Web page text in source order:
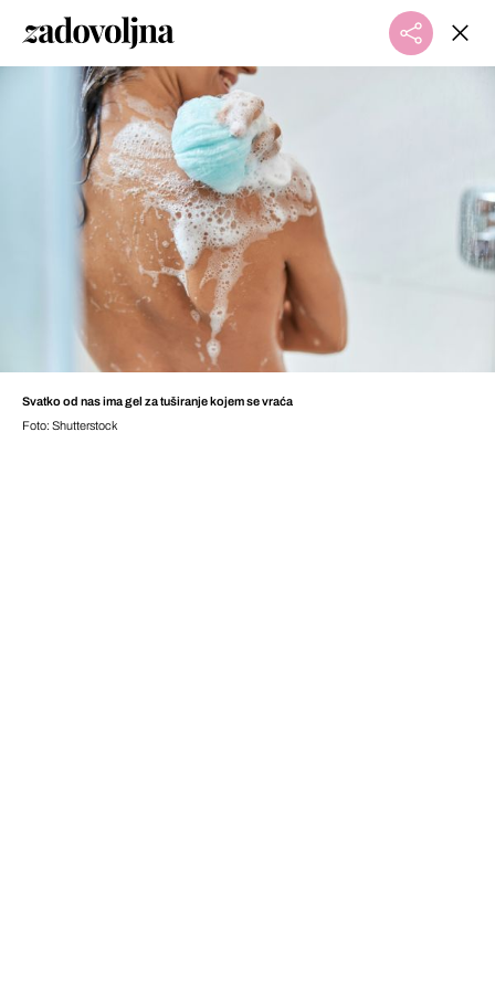
Svatko od nas ima gel za tuširanje kojem se vraća
Foto: Shutterstock